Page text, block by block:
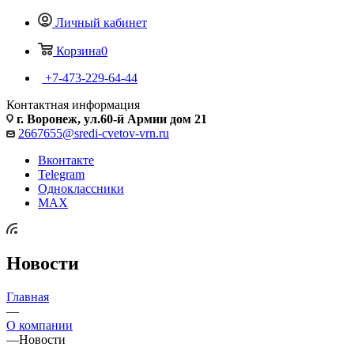
Личный кабинет
Корзина0
+7-473-229-64-44
Контактная информация
г. Воронеж, ул.60-й Армии дом 21
2667655@sredi-cvetov-vrn.ru
Вконтакте
Telegram
Одноклассники
MAX
Новости
Главная
—
О компании
—Новости